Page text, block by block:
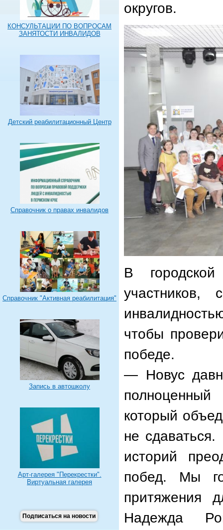
КОНСУЛЬТАЦИИ ПО ВОПРОСАМ
ЗАНЯТОСТИ ИНВАЛИДОВ
Детский реабилитационный Центр
Справочник о правах инвалидов
Справочник "Активная реабилитация"
Запись в автошколу
Арт-галерея "Перекрестки".
Виртуальная галерея
Подписаться на новости
округов.
В
участников,
чтобы
победе.
— Новус
который
не
историй
побед. Мы
притяжения
Надежда